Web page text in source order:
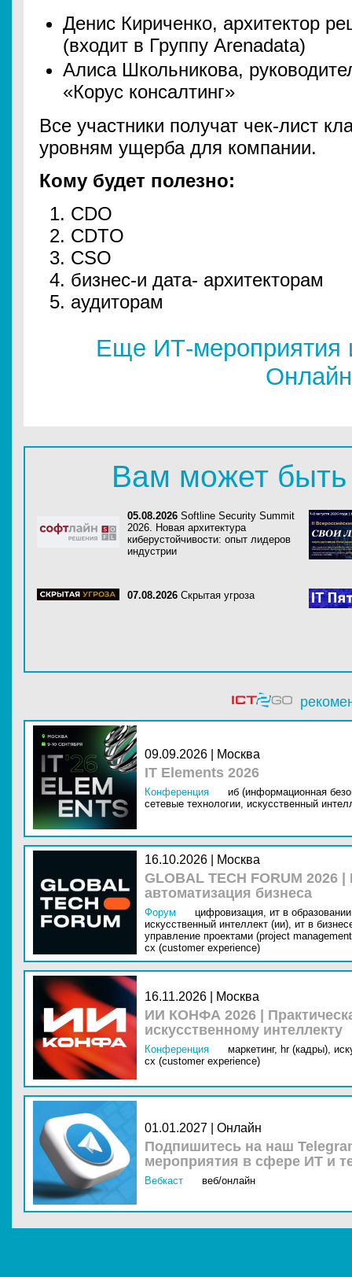
Денис Кириченко, архитектор
(входит в Группу Arenadata)
Алиса Школьникова,
«Корус консалтинг»
Все участники получат чек-лист
уровням ущерба для компании.
Кому будет полезно:
CDO
CDTO
CSO
бизнес-и дата- архитекторам
аудиторам
Еще ИТ-мероприятия
Онлайн
Вам может быть
05.08.2026 Softline Security Summit
2026. Новая архитектура
киберустойчивости: опыт лидеров
индустрии
07.08.2026 Скрытая угроза
09.09.2026 | Москва
IT Elements 2026
Конференция
иб (информационная
сетевые технологии, искусственный
16.10.2026 | Москва
GLOBAL TECH FORUM
автоматизация бизнеса
Форум цифровизация, ит в
искусственный интеллект (ии), ит в
управление проектами (project
cx (customer experience)
16.11.2026 | Москва
ИИ КОНФА 2026 |
искусственному интеллекту
Конференция маркетинг, hr (кадры),
cx (customer experience)
01.01.2027 | Онлайн
Подпишитесь на наш
мероприятия в сфере ИТ и
Вебкаст веб/онлайн